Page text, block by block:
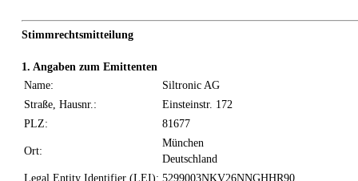
Stimmrechtsmitteilung
1. Angaben zum Emittenten
Name:
Siltronic AG
Straße, Hausnr.:
Einsteinstr. 172
PLZ:
81677
Ort:
München
Deutschland
Legal Entity Identifier (LEI): 5299003NKV26NNGHHR90